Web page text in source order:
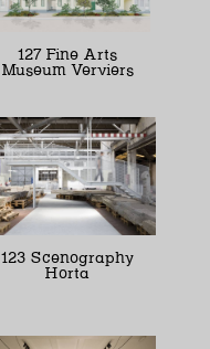
127 Fine Arts
Museum Verviers
123 Scenography
Horta